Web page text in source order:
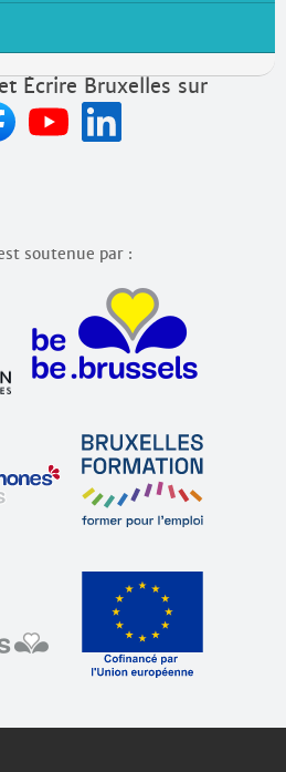
Écrire Bruxelles sur
soutenue par :